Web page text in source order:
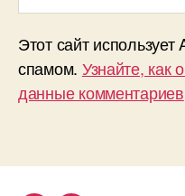
Этот сайт
спамом. Узнайте, как
данные комментариев